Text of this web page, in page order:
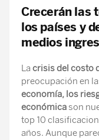
Crecerán las
los países y
medios
La crisis del costo
preocupación en
economía, los
económica son
top 10
años. Aunque